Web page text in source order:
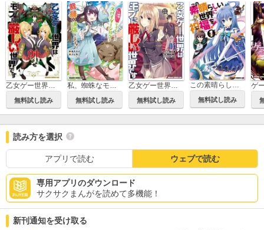
乙女ゲー世界はモブに厳しい世界です【共和国編】
無料試し読み
私、蜘蛛なモンスターをテイムしたので、スパイダーシルクで裁縫を頑張ります！
無料試し読み
乙女ゲー世界はモブに厳しい世界です
無料試し読み
この素晴らしい世界に祝福を！
無料試し読み
読み方を選択
アプリで読む ウェブで読む
専用アプリのダウンロード
サクサクまんがを読めて多機能！
新刊通知を受け取る